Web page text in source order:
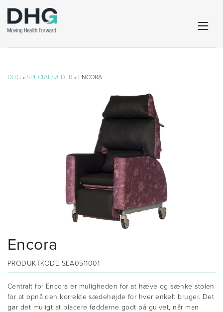
DHG »SPECIALSÆDER » ENCORA
Encora
PRODUKTKODE SEA0511001
Centralt for Encora er muligheden for at hæve og sænke stolen
for at opnå den korrekte sædehøjde for hver enkelt bruger. Det
gør det muligt at placere fødderne godt på gulvet, når man